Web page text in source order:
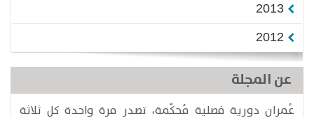
2013
2012
عن المجلة
عُمران دورية فصلية مُحكّمة، تصدر مرة واحدة كل ثلاثة